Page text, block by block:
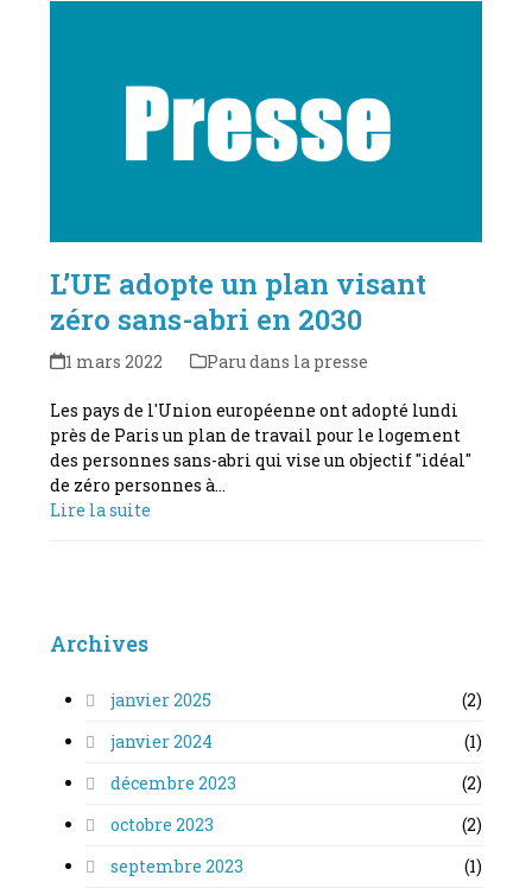
L’UE adopte un plan visant
zéro sans-abri en 2030
1 mars 2022 Paru dans la presse
Les pays de l'Union européenne ont adopté lundi
près de Paris un plan de travail pour le logement
des personnes sans-abri qui vise un objectif "idéal"
de zéro personnes à…
Lire la suite
Archives
janvier 2025
(2)
janvier 2024
(1)
décembre 2023
(2)
octobre 2023
(2)
septembre 2023
(1)